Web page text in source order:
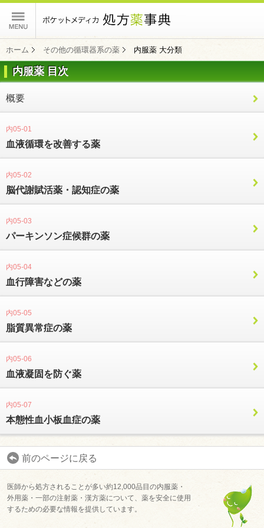
ポケットメディカ
コンテンツ
ユーザーサポート
プライバシーポリシー
特定商取引法に基づく表記
運営会社について
退会について
ホーム その他の循環器系の薬 内服薬 大分類
内服薬 目次
概要
内05-01
血液循環を改善する薬
内05-02
脳代謝賦活薬・認知症の薬
内05-03
パーキンソン症候群の薬
内05-04
血行障害などの薬
内05-05
脂質異常症の薬
内05-06
血液凝固を防ぐ薬
内05-07
本態性血小板血症の薬
前のページに戻る
医師から処方されることが多い約12,000品目の内服薬・
外用薬・一部の注射薬・漢方薬について、薬を安全に使用
するための必要な情報を提供しています。